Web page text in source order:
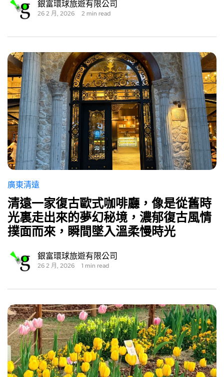
銀富環球旅遊有限公司
26 2 月, 2026 2 min read
廣東清遠
清遠一家復古歐式咖啡廳，像是從舊時
光裏走出來的夢幻秘境，濃郁復古風情
撲面而來，瞬間墜入溫柔慢時光
銀富環球旅遊有限公司
26 2 月, 2026 1 min read